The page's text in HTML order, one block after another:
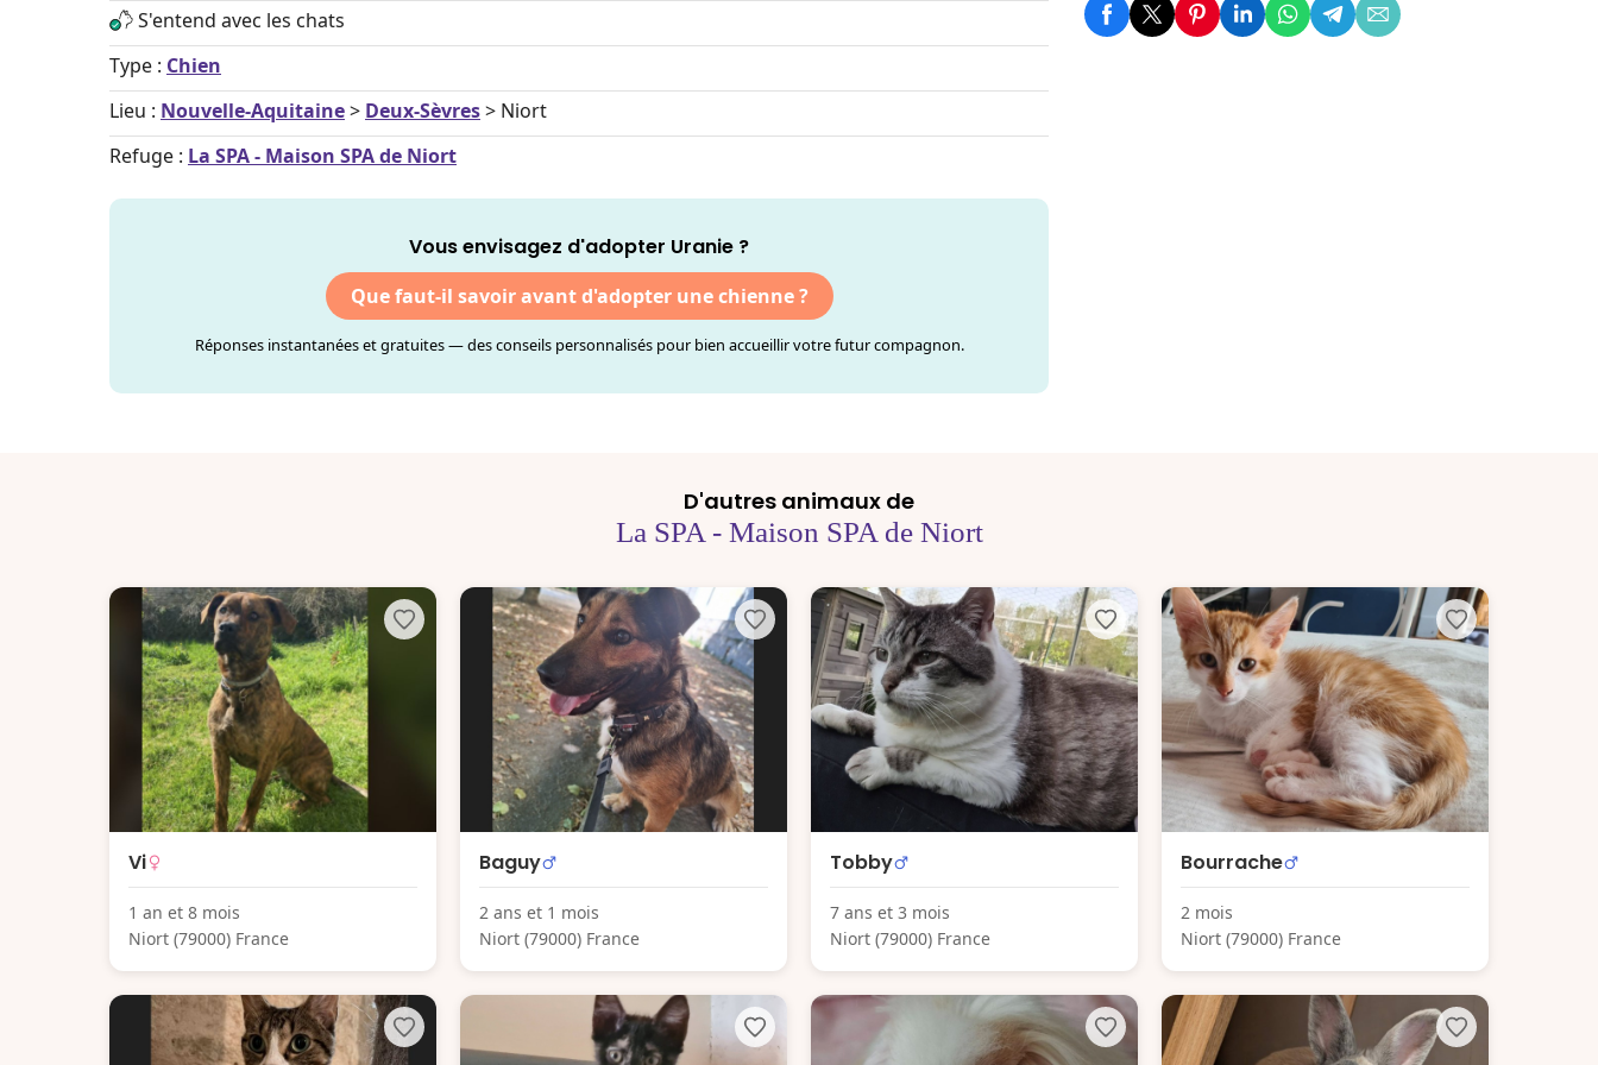
S'entend avec les chats
Type : Chien
Lieu : Nouvelle-Aquitaine> Deux-Sèvres> Niort
Refuge : La SPA - Maison SPA de Niort
Vous envisagez d'adopter Uranie ?
Que faut-il savoir avant d'adopter une chienne ?
Réponses instantanées et gratuites — des conseils personnalisés pour bien accueillir votre futur compagnon.
D'autres animaux de
La SPA - Maison SPA de Niort
Vi
1 an et 8 mois
Niort (79000) France
Baguy
2 ans et 1 mois
Niort (79000) France
Tobby
7 ans et 3 mois
Niort (79000) France
Bourrache
2 mois
Niort (79000) France